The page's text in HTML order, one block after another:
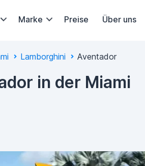
Marke Preise Über uns
Lamborghini Aventador
in der Miami